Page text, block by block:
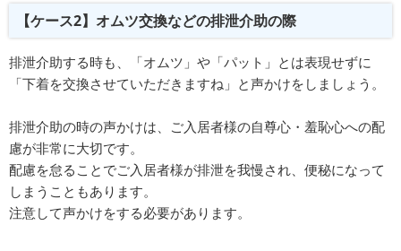
【ケース2】オムツ交換などの排泄介助の際
排泄介助する時も、「オムツ」や「パット」とは表現せずに
「下着を交換させていただきますね」と声かけをしましょう。
排泄介助の時の声かけは、ご⼊居者様の⾃尊⼼・羞恥心への配
慮が非常に大切です。
配慮を怠ることでご入居者様が排泄を我慢され、便秘になって
しまうこともあります。
注意して声かけをする必要があります。